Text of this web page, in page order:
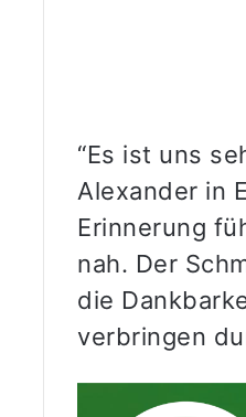
“Es ist uns
Alexander in
Erinnerung
nah. Der
die
verbringen